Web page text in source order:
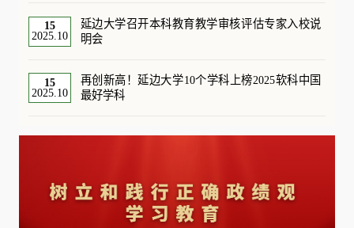
15
2025.10
延边大学召开本科教育教学审核评估专家入校说
明会
15
2025.10
再创新高！延边大学10个学科上榜2025软科中国
最好学科